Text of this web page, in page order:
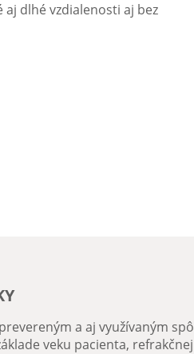
dlhé vzdialenosti aj bez
a aj využívaným
veku pacienta,